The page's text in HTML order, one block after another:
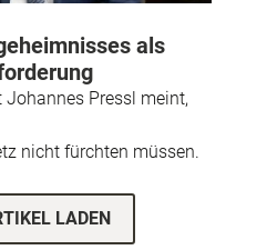
als
Pressl meint,
nicht fürchten müssen.
LADEN